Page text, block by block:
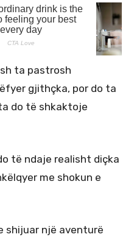
ta pastrosh
gjithçka, por do ta
do të shkaktoje
të ndaje realisht diçka
me shokun e
shijuar një aventurë